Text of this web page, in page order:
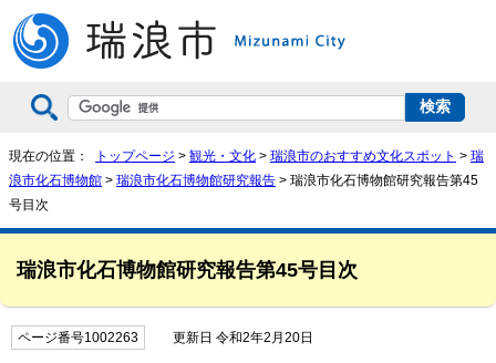
現在の位置： トップページ > 観光・文化 > 瑞浪市のおすすめ文化スポット > 瑞
浪市化石博物館 > 瑞浪市化石博物館研究報告 > 瑞浪市化石博物館研究報告第45
号目次
瑞浪市化石博物館研究報告第45号目次
ページ番号1002263 更新日 令和2年2月20日